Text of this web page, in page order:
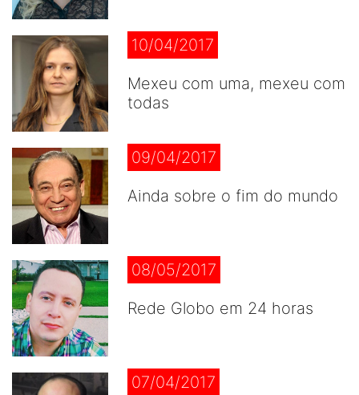
10/04/2017
Mexeu com uma, mexeu com
todas
09/04/2017
Ainda sobre o fim do mundo
08/05/2017
Rede Globo em 24 horas
07/04/2017